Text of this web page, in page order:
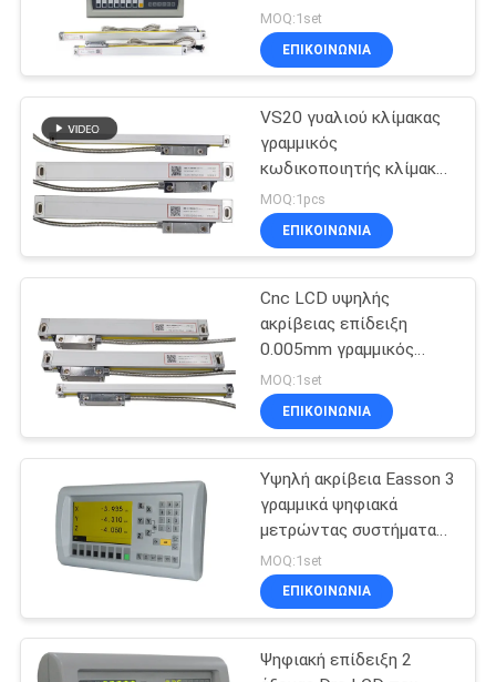
PRIVACY
POLICY
Ψηφιακό σύστημα
ανάγνωσης
16
Ψηφιακή ανάγνωση
θέσης
Απόλυτοι
γραμμικοί
τόρνου άλεσης
MOQ:1set
ΕΠΙΚΟΙΝΩΝΙΑ
VS20 γυαλιού κλίμακας
γραμμικός
κωδικοποιητής κλίμακας
γυαλιού Dro οπτικός
μετρώντας
MOQ:1pcs
ΕΠΙΚΟΙΝΩΝΙΑ
Cnc LCD υψηλής
ακρίβειας επίδειξη
0.005mm γραμμικός
κωδικοποιητής κλίμακας
1um
MOQ:1set
ΕΠΙΚΟΙΝΩΝΙΑ
Υψηλή ακρίβεια Easson 3
γραμμικά ψηφιακά
μετρώντας συστήματα
άξονα LCD
MOQ:1set
ΕΠΙΚΟΙΝΩΝΙΑ
Ψηφιακή επίδειξη 2